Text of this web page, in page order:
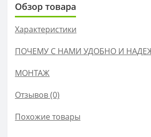
Обзор товара
Характеристики
ПОЧЕМУ С НАМИ УДОБНО И
МОНТАЖ
Отзывов (0)
Похожие товары